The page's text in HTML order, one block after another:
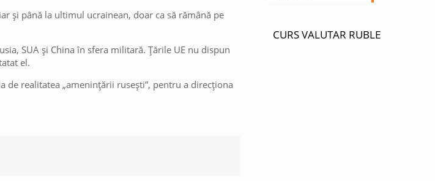
și până la ultimul ucrainean, doar ca să rămână pe
SUA și China în sfera militară. Țările UE nu dispun
el.
realitatea „amenințării rusești”, pentru a direcționa
CURS VALUTAR RUBLE